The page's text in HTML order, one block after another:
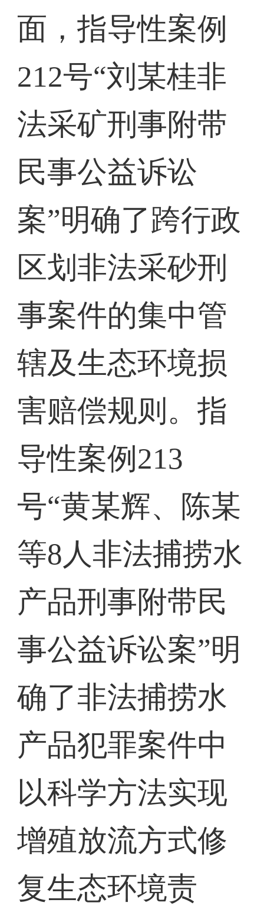
面，指导性案例
212号“刘某桂非
法采矿刑事附带
民事公益诉讼
案”明确了跨行政
区划非法采砂刑
事案件的集中管
辖及生态环境损
害赔偿规则。指
导性案例213
号“黄某辉、陈某
等8人非法捕捞水
产品刑事附带民
事公益诉讼案”明
确了非法捕捞水
产品犯罪案件中
以科学方法实现
增殖放流方式修
复生态环境责